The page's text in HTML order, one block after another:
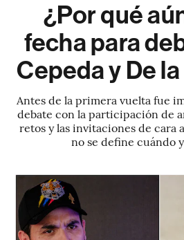
¿Por qué
fecha para
Cepeda y De
Antes de la primera vuelta fue
debate con la participación de
retos y las invitaciones de cara
no se define cuándo